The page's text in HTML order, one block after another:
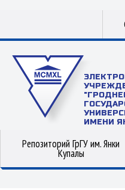
ИМЕНИ
Репозиторий ГрГУ им. Янки
Купалы